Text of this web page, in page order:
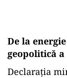
De la
geopolitică
Declarația